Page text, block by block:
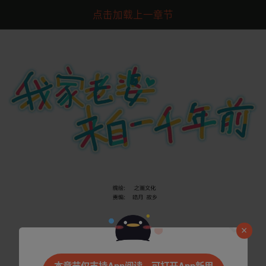
点击加载上一章节